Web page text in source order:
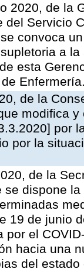
2020, de la
del Servicio
convoca
a
esta
de la
modifica
por
por la
de la
se dispone
19 de junio
por el
hacia una
del estado